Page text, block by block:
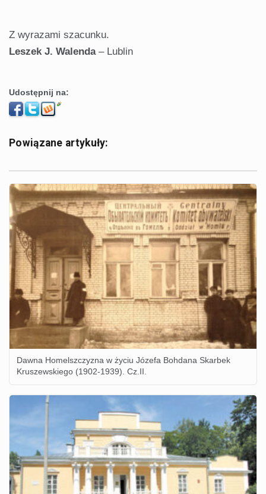
Z wyrazami szacunku.
Leszek J. Walenda– Lublin
Udostępnij na:
Powiązane artykuły:
Dawna Homelszczyzna w życiu Józefa Bohdana Skarbek
Kruszewskiego (1902-1939). Cz.II.